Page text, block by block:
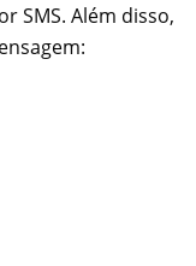
SMS. Além disso,